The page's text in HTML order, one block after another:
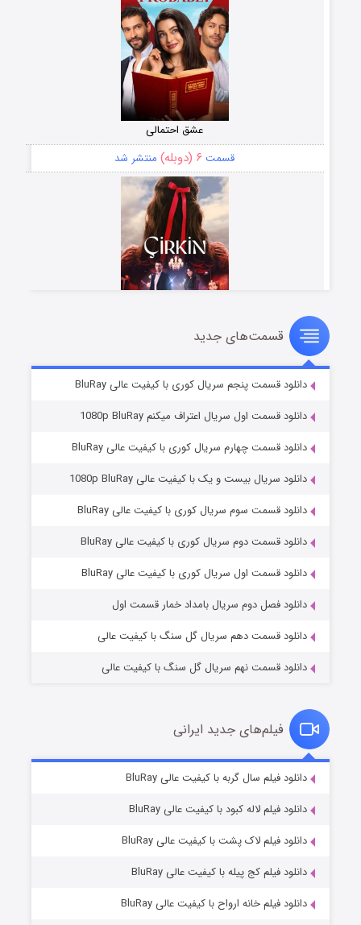
عشق احتمالی
قسمت ۶ (دوبله) منتشر شد
سریال زشت
قسمت۵ (زیرنویس) منتشر شد
وستی ها
قسمت۱ (زیرنویس) منتشر شد
قسمت۶ (زیرنویس) منتشر شد
قسمت‌های جدید
دانلود قسمت پنجم سریال کوری با کیفیت عالی BluRay
دانلود قسمت اول سریال اعتراف میکنم 1080p BluRay
دانلود قسمت چهارم سریال کوری با کیفیت عالی BluRay
دانلود سریال بیست و یک با کیفیت عالی 1080p BluRay
دانلود قسمت سوم سریال کوری با کیفیت عالی BluRay
دانلود قسمت دوم سریال کوری با کیفیت عالی BluRay
دانلود قسمت اول سریال کوری با کیفیت عالی BluRay
دانلود فصل دوم سریال بامداد خمار قسمت اول
دانلود قسمت دهم سریال گل سنگ با کیفیت عالی
دانلود قسمت نهم سریال گل سنگ با کیفیت عالی
فیلم‌های جدید ایرانی
دانلود فیلم سال گربه با کیفیت عالی BluRay
دانلود فیلم لاله کبود با کیفیت عالی BluRay
دانلود فیلم لاک پشت با کیفیت عالی BluRay
دانلود فیلم کج‌ پیله با کیفیت عالی BluRay
دانلود فیلم خانه ارواح با کیفیت عالی BluRay